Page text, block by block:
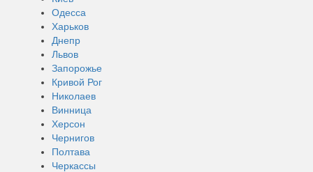
Одесса
Харьков
Днепр
Львов
Запорожье
Кривой Рог
Николаев
Винница
Херсон
Чернигов
Полтава
Черкассы